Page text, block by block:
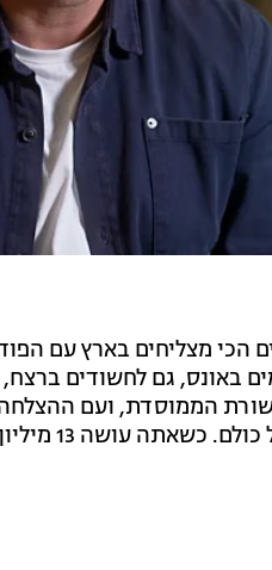
הכי מצליחים בארץ עם
באונס, גם לחשודים
הממוסדת, ועם
קנאה. אני לא